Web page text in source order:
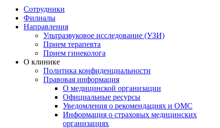
Сотрудники
Филиалы
Направления
Ультразвуковое исследование (УЗИ)
Прием терапевта
Прием гинеколога
О клинике
Политика конфиденциальности
Правовая информация
О медицинской организации
Официальные ресурсы
Уведомления о рекомендациях и ОМС
Информация о страховых медицинских
организациях